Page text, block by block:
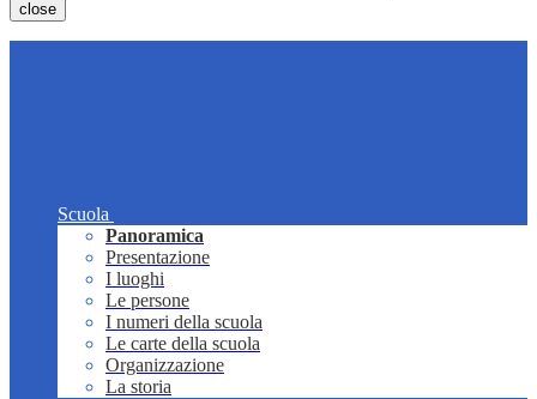
close
Scuola
Panoramica
Presentazione
I luoghi
Le persone
I numeri della scuola
Le carte della scuola
Organizzazione
La storia